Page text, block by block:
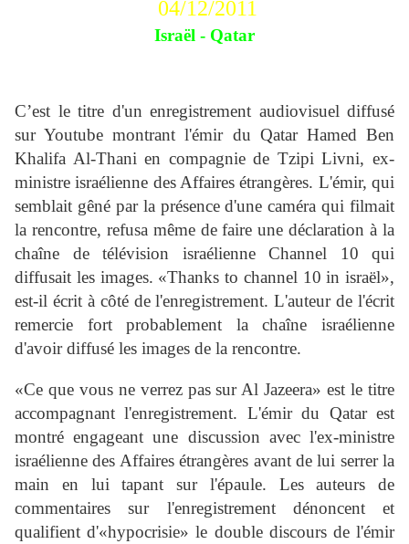
04/12/2011
Israël - Qatar
C’est le titre d'un enregistrement audiovisuel diffusé
sur Youtube montrant l'émir du Qatar Hamed Ben
Khalifa Al-Thani en compagnie de Tzipi Livni, ex-
ministre israélienne des Affaires étrangères. L'émir, qui
semblait gêné par la présence d'une caméra qui filmait
la rencontre, refusa même de faire une déclaration à la
chaîne de télévision israélienne Channel 10 qui
diffusait les images. «Thanks to channel 10 in israël»,
est-il écrit à côté de l'enregistrement. L'auteur de l'écrit
remercie fort probablement la chaîne israélienne
d'avoir diffusé les images de la rencontre.
«Ce que vous ne verrez pas sur Al Jazeera» est le titre
accompagnant l'enregistrement. L'émir du Qatar est
montré engageant une discussion avec l'ex-ministre
israélienne des Affaires étrangères avant de lui serrer la
main en lui tapant sur l'épaule. Les auteurs de
commentaires sur l'enregistrement dénoncent et
qualifient d'«hypocrisie» le double discours de l'émir